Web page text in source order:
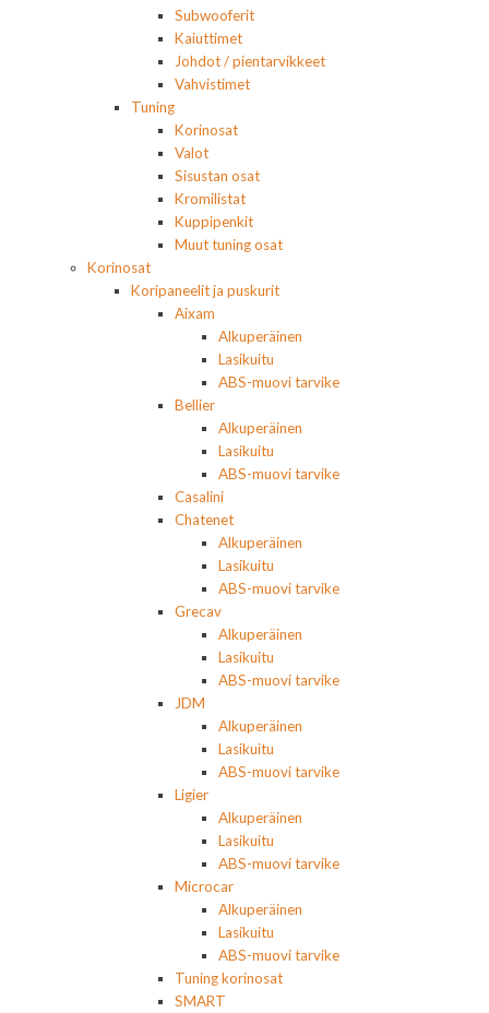
Subwooferit
Kaiuttimet
Johdot / pientarvikkeet
Vahvistimet
Tuning
Korinosat
Valot
Sisustan osat
Kromilistat
Kuppipenkit
Muut tuning osat
Korinosat
Koripaneelit ja puskurit
Aixam
Alkuperäinen
Lasikuitu
ABS-muovi tarvike
Bellier
Alkuperäinen
Lasikuitu
ABS-muovi tarvike
Casalini
Chatenet
Alkuperäinen
Lasikuitu
ABS-muovi tarvike
Grecav
Alkuperäinen
Lasikuitu
ABS-muovi tarvike
JDM
Alkuperäinen
Lasikuitu
ABS-muovi tarvike
Ligier
Alkuperäinen
Lasikuitu
ABS-muovi tarvike
Microcar
Alkuperäinen
Lasikuitu
ABS-muovi tarvike
Tuning korinosat
SMART